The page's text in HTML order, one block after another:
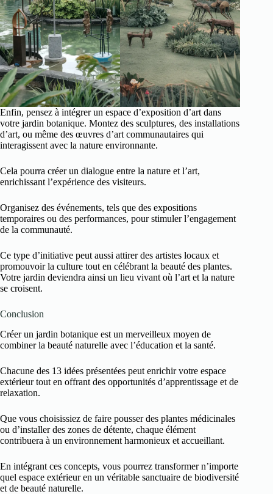
Enfin, pensez à intégrer un espace d’exposition d’art dans
votre jardin botanique. Montez des sculptures, des installations
d’art, ou même des œuvres d’art communautaires qui
interagissent avec la nature environnante.
Cela pourra créer un dialogue entre la nature et l’art,
enrichissant l’expérience des visiteurs.
Organisez des événements, tels que des expositions
temporaires ou des performances, pour stimuler l’engagement
de la communauté.
Ce type d’initiative peut aussi attirer des artistes locaux et
promouvoir la culture tout en célébrant la beauté des plantes.
Votre jardin deviendra ainsi un lieu vivant où l’art et la nature
se croisent.
Conclusion
Créer un jardin botanique est un merveilleux moyen de
combiner la beauté naturelle avec l’éducation et la santé.
Chacune des 13 idées présentées peut enrichir votre espace
extérieur tout en offrant des opportunités d’apprentissage et de
relaxation.
Que vous choisissiez de faire pousser des plantes médicinales
ou d’installer des zones de détente, chaque élément
contribuera à un environnement harmonieux et accueillant.
En intégrant ces concepts, vous pourrez transformer n’importe
quel espace extérieur en un véritable sanctuaire de biodiversité
et de beauté naturelle.